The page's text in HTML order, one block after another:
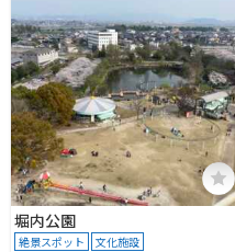
堀内公園
絶景スポット 文化施設